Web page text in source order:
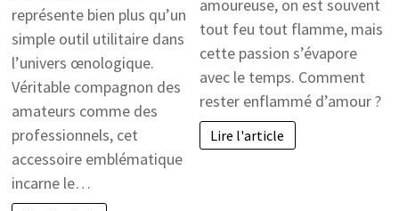
représente bien plus qu’un
simple outil utilitaire dans
l’univers œnologique.
Véritable compagnon des
amateurs comme des
professionnels, cet
accessoire emblématique
incarne le…
amoureuse, on est souvent
tout feu tout flamme, mais
cette passion s’évapore
avec le temps. Comment
rester enflammé d’amour ?
Lire l'article